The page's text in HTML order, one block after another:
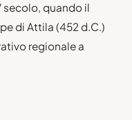
secolo, quando il
di Attila (452 d.C.)
regionale a